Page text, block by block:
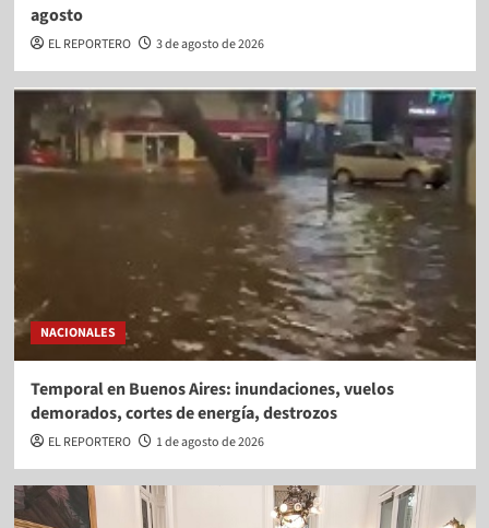
agosto
EL REPORTERO 3 de agosto de 2026
NACIONALES
Temporal en Buenos Aires: inundaciones, vuelos
demorados, cortes de energía, destrozos
EL REPORTERO 1 de agosto de 2026